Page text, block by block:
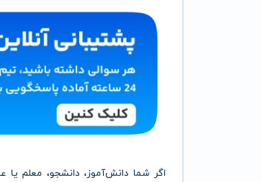
اگر شما دانش‌آموز، دانشجو، معلم